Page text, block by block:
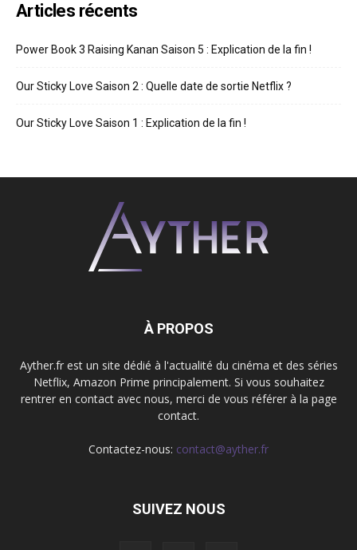
Articles récents
Power Book 3 Raising Kanan Saison 5 : Explication de la fin !
Our Sticky Love Saison 2 : Quelle date de sortie Netflix ?
Our Sticky Love Saison 1 : Explication de la fin !
À PROPOS
Ayther.fr est un site dédié à l'actualité du cinéma et des séries
Netflix, Amazon Prime principalement. Si vous souhaitez
rentrer en contact avec nous, merci de vous référer à la page
contact.
Contactez-nous: contact@ayther.fr
SUIVEZ NOUS